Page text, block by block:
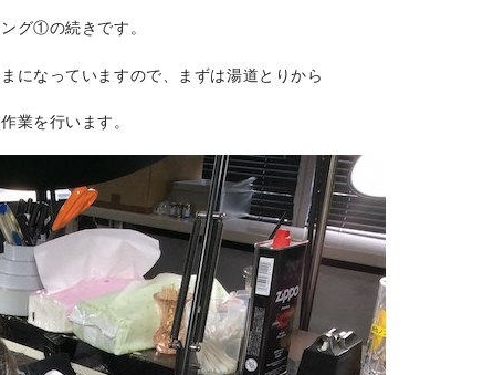
グ①の続きです。
になっていますので、まずは湯道とりから
業を行います。